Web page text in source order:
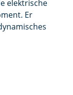
elektrische
Er